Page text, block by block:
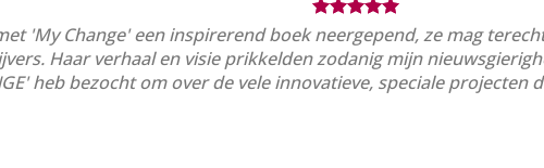
'My Change' een inspirerend boek neergepend, ze mag
Haar verhaal en visie prikkelden zodanig mijn
heb bezocht om over de vele innovatieve, speciale projecten